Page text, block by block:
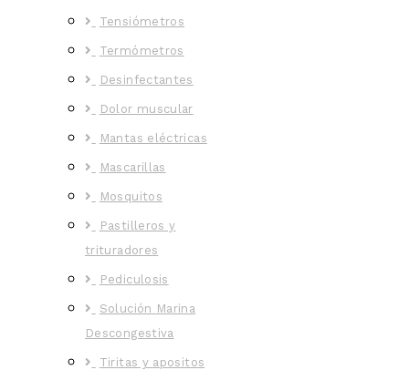
Tensiómetros
Termómetros
Desinfectantes
Dolor muscular
Mantas eléctricas
Mascarillas
Mosquitos
Pastilleros y
trituradores
Pediculosis
Solución Marina
Descongestiva
Tiritas y apositos